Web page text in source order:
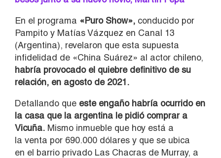
En el programa «Puro Show», conducido por
Pampito y Matías Vázquez en Canal 13
(Argentina), revelaron que esta supuesta
infidelidad de «China Suárez» al actor chileno,
habría provocado el quiebre definitivo de su
relación, en agosto de 2021.
Detallando que este engaño habría ocurrido en
la casa que la argentina le pidió comprar a
Vicuña. Mismo inmueble que hoy está a
la venta por 690.000 dólares y que se ubica
en el barrio privado Las Chacras de Murray, a